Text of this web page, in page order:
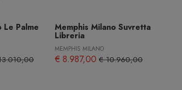
Le Palme Memphis Milano Suvretta
Libreria
MEMPHIS MILANO
€ 8.987,00 € 10.960,00